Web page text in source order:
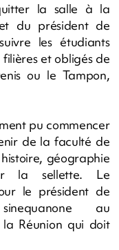
la salle à la
du président de
les étudiants
et obligés de
ou le Tampon,
pu commencer
de la faculté de
géographie
la sellette. Le
le président de
au
Réunion qui doit